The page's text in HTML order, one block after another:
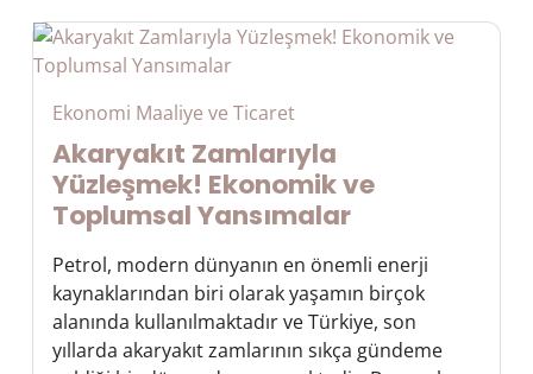
Ekonomi Maaliye ve Ticaret
Akaryakıt Zamlarıyla
Yüzleşmek! Ekonomik ve
Toplumsal Yansımalar
Petrol, modern dünyanın en önemli enerji
kaynaklarından biri olarak yaşamın birçok
alanında kullanılmaktadır ve Türkiye, son
yıllarda akaryakıt zamlarının sıkça gündeme